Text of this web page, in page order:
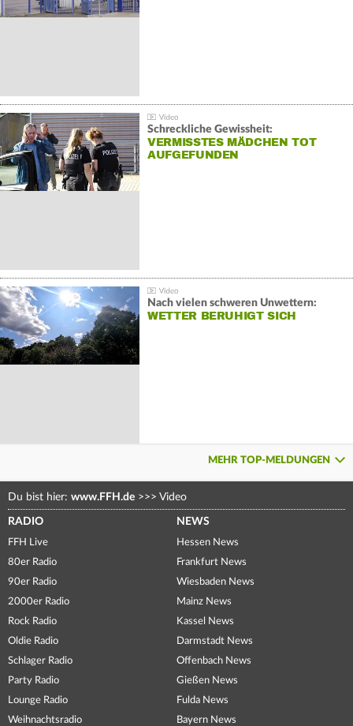
Schreckliche Gewissheit:
VERMISSTES MÄDCHEN TOT
AUFGEFUNDEN
Nach vielen schweren Unwettern:
WETTER BERUHIGT SICH
MEHR TOP-MELDUNGEN
Du bist hier: www.FFH.de >>> Video
RADIO
FFH Live
80er Radio
90er Radio
2000er Radio
Rock Radio
Oldie Radio
Schlager Radio
Party Radio
Lounge Radio
Weihnachtsradio
NEWS
Hessen News
Frankfurt News
Wiesbaden News
Mainz News
Kassel News
Darmstadt News
Offenbach News
Gießen News
Fulda News
Bayern News